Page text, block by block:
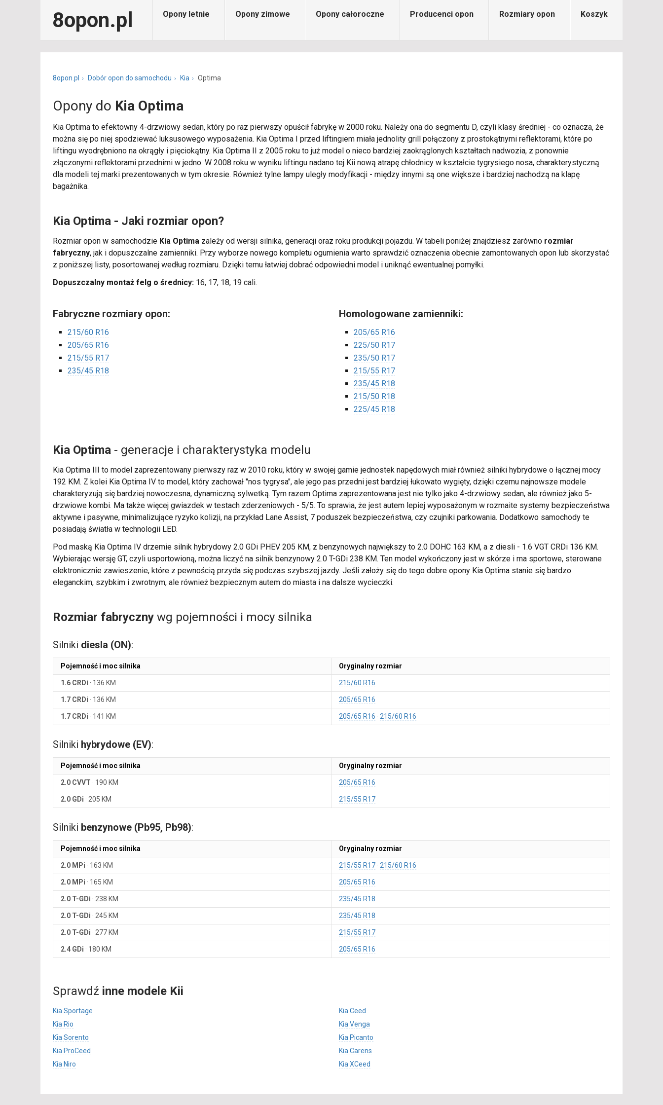
8opon.pl Opony letnie Opony zimowe Opony całoroczne Producenci opon Rozmiary opon Koszyk
8opon.pl Dobór opon do samochodu Kia Optima
Opony do Kia Optima
Kia Optima to efektowny 4-drzwiowy sedan, który po raz pierwszy opuścił fabrykę w 2000 roku. Należy ona do segmentu D, czyli klasy średniej - co oznacza, że
można się po niej spodziewać luksusowego wyposażenia. Kia Optima I przed liftingiem miała jednolity grill połączony z prostokątnymi reflektorami, które po
liftingu wyodrębniono na okrągły i pięciokątny. Kia Optima II z 2005 roku to już model o nieco bardziej zaokrąglonych kształtach nadwozia, z ponownie
złączonymi reflektorami przednimi w jedno. W 2008 roku w wyniku liftingu nadano tej Kii nową atrapę chłodnicy w kształcie tygrysiego nosa, charakterystyczną
dla modeli tej marki prezentowanych w tym okresie. Również tylne lampy uległy modyfikacji - między innymi są one większe i bardziej nachodzą na klapę
bagażnika.
Kia Optima - Jaki rozmiar opon?
Rozmiar opon w samochodzie Kia Optima zależy od wersji silnika, generacji oraz roku produkcji pojazdu. W tabeli poniżej znajdziesz zarówno rozmiar
fabryczny, jak i dopuszczalne zamienniki. Przy wyborze nowego kompletu ogumienia warto sprawdzić oznaczenia obecnie zamontowanych opon lub skorzystać
z poniższej listy, posortowanej według rozmiaru. Dzięki temu łatwiej dobrać odpowiedni model i uniknąć ewentualnej pomyłki.
Dopuszczalny montaż felg o średnicy: 16, 17, 18, 19 cali.
Fabryczne rozmiary opon:
215/60 R16
205/65 R16
215/55 R17
235/45 R18
Homologowane zamienniki:
205/65 R16
225/50 R17
235/50 R17
215/55 R17
235/45 R18
215/50 R18
225/45 R18
Kia Optima - generacje i charakterystyka modelu
Kia Optima III to model zaprezentowany pierwszy raz w 2010 roku, który w swojej gamie jednostek napędowych miał również silniki hybrydowe o łącznej mocy
192 KM. Z kolei Kia Optima IV to model, który zachował "nos tygrysa", ale jego pas przedni jest bardziej łukowato wygięty, dzięki czemu najnowsze modele
charakteryzują się bardziej nowoczesna, dynamiczną sylwetką. Tym razem Optima zaprezentowana jest nie tylko jako 4-drzwiowy sedan, ale również jako 5-
drzwiowe kombi. Ma także więcej gwiazdek w testach zderzeniowych - 5/5. To sprawia, że jest autem lepiej wyposażonym w rozmaite systemy bezpieczeństwa
aktywne i pasywne, minimalizujące ryzyko kolizji, na przykład Lane Assist, 7 poduszek bezpieczeństwa, czy czujniki parkowania. Dodatkowo samochody te
posiadają światła w technologii LED.
Pod maską Kia Optima IV drzemie silnik hybrydowy 2.0 GDi PHEV 205 KM, z benzynowych największy to 2.0 DOHC 163 KM, a z diesli - 1.6 VGT CRDi 136 KM.
Wybierając wersję GT, czyli usportowioną, można liczyć na silnik benzynowy 2.0 T-GDi 238 KM. Ten model wykończony jest w skórze i ma sportowe, sterowane
elektronicznie zawieszenie, które z pewnością przyda się podczas szybszej jazdy. Jeśli założy się do tego dobre opony Kia Optima stanie się bardzo
eleganckim, szybkim i zwrotnym, ale również bezpiecznym autem do miasta i na dalsze wycieczki.
Rozmiar fabryczny wg pojemności i mocy silnika
Silniki diesla (ON):
Pojemność i moc silnika Oryginalny rozmiar
1.6 CRDi · 136 KM 215/60 R16
1.7 CRDi · 136 KM 205/65 R16
1.7 CRDi · 141 KM 205/65 R16 215/60 R16
Silniki hybrydowe (EV):
Pojemność i moc silnika Oryginalny rozmiar
2.0 CVVT · 190 KM 205/65 R16
2.0 GDi · 205 KM 215/55 R17
Silniki benzynowe (Pb95, Pb98):
Pojemność i moc silnika Oryginalny rozmiar
2.0 MPi · 163 KM 215/55 R17 215/60 R16
2.0 MPi · 165 KM 205/65 R16
2.0 T-GDi · 238 KM 235/45 R18
2.0 T-GDi · 245 KM 235/45 R18
2.0 T-GDi · 277 KM 215/55 R17
2.4 GDi · 180 KM 205/65 R16
Sprawdź inne modele Kii
Kia Sportage
Kia Ceed
Kia Rio
Kia Venga
Kia Sorento
Kia Picanto
Kia ProCeed
Kia Carens
Kia Niro
Kia XCeed